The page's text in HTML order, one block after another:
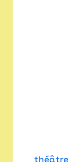
théâtre